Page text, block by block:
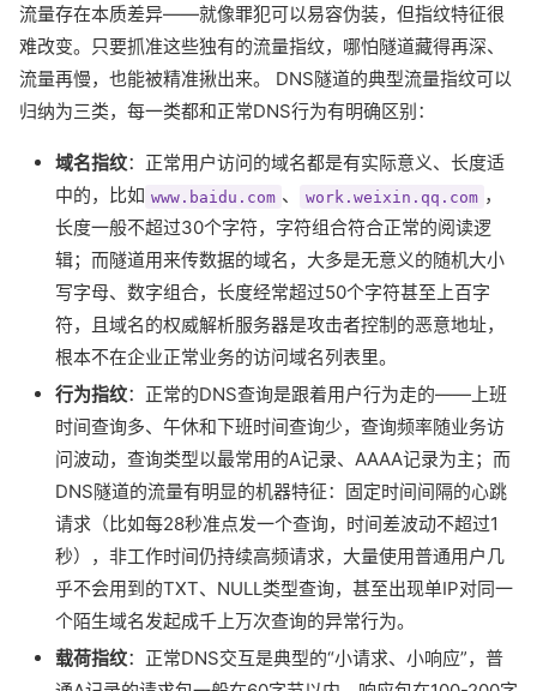
流量存在本质差异——就像罪犯可以易容伪装，但指纹特征很
难改变。只要抓准这些独有的流量指纹，哪怕隧道藏得再深、
流量再慢，也能被精准揪出来。 DNS隧道的典型流量指纹可以
归纳为三类，每一类都和正常DNS行为有明确区别：
域名指纹：正常用户访问的域名都是有实际意义、长度适
中的，比如 www.baidu.com 、 work.weixin.qq.com ，
长度一般不超过30个字符，字符组合符合正常的阅读逻
辑；而隧道用来传数据的域名，大多是无意义的随机大小
写字母、数字组合，长度经常超过50个字符甚至上百字
符，且域名的权威解析服务器是攻击者控制的恶意地址，
根本不在企业正常业务的访问域名列表里。
行为指纹：正常的DNS查询是跟着用户行为走的——上班
时间查询多、午休和下班时间查询少，查询频率随业务访
问波动，查询类型以最常用的A记录、AAAA记录为主；而
DNS隧道的流量有明显的机器特征：固定时间间隔的心跳
请求（比如每28秒准点发一个查询，时间差波动不超过1
秒），非工作时间仍持续高频请求，大量使用普通用户几
乎不会用到的TXT、NULL类型查询，甚至出现单IP对同一
个陌生域名发起成千上万次查询的异常行为。
载荷指纹：正常DNS交互是典型的“小请求、小响应”，普